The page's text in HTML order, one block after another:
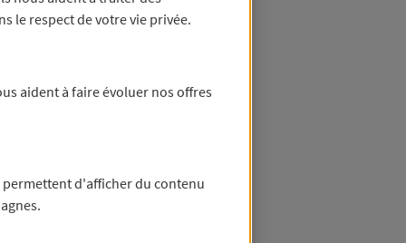
le respect de votre vie privée.
aident à faire évoluer nos offres
d'afficher du contenu